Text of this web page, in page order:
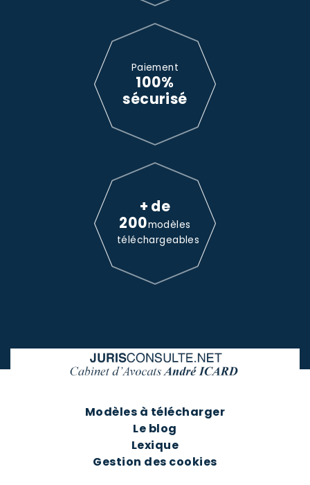
Paiement
100%
sécurisé
+ de
200modèles
téléchargeables
Modèles à télécharger
Le blog
Lexique
Gestion des cookies